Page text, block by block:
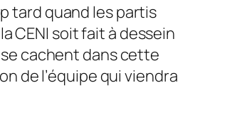
tard quand les partis
CENI soit fait à dessein
cachent dans cette
de l’équipe qui viendra